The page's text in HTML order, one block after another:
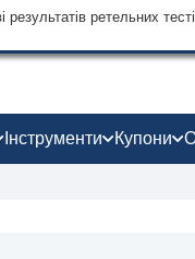
ретельних
Інструменти Купони